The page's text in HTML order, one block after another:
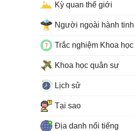
Kỳ quan thế giới
Người ngoài hành
Trắc nghiệm Khoa học
Khoa học quân sự
Lịch sử
Tại sao
Địa danh nổi tiếng